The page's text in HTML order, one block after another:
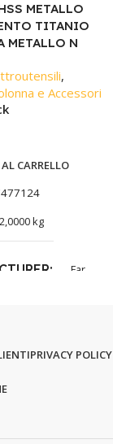
METALLO
TITANIO
METALLO N
,
e Accessori
CARRELLO
2,0000 kg
Far
PRIVACY POLICY